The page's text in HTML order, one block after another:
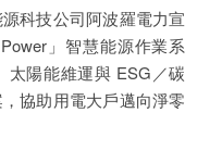
科技公司阿波羅電力宣
」智慧能源作業系
太陽能維運與 ESG／碳
協助用電大戶邁向淨零